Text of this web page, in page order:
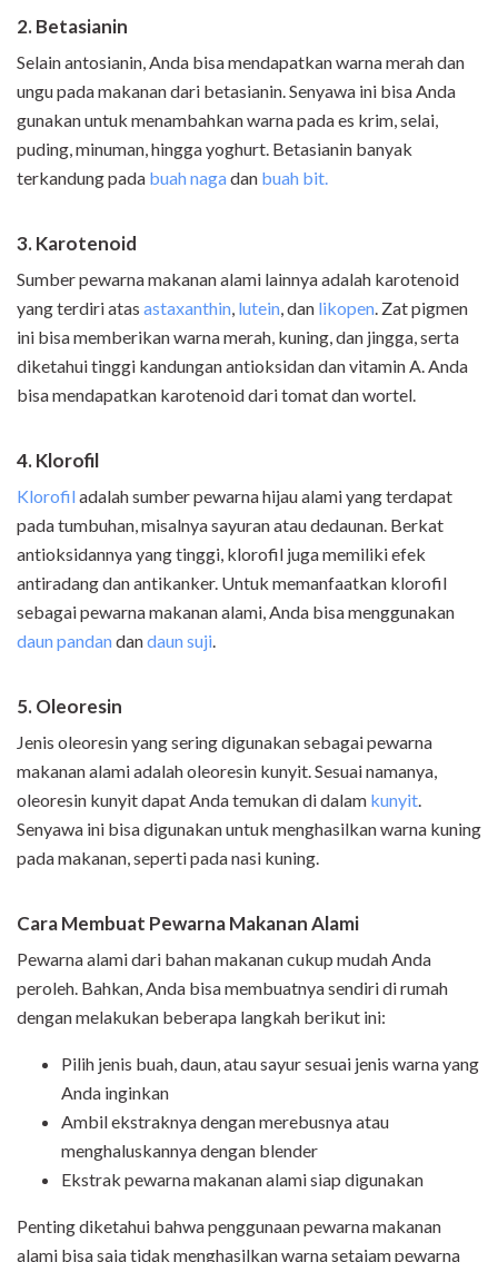
2. Betasianin
Selain antosianin, Anda bisa mendapatkan warna merah dan
ungu pada makanan dari betasianin. Senyawa ini bisa Anda
gunakan untuk menambahkan warna pada es krim, selai,
puding, minuman, hingga yoghurt. Betasianin banyak
terkandung pada buah nagadan buah bit.
3. Karotenoid
Sumber pewarna makanan alami lainnya adalah karotenoid
yang terdiri atas astaxanthin, lutein, dan likopen. Zat pigmen
ini bisa memberikan warna merah, kuning, dan jingga, serta
diketahui tinggi kandungan antioksidan dan vitamin A. Anda
bisa mendapatkan karotenoid dari tomat dan wortel.
4. Klorofil
Klorofiladalah sumber pewarna hijau alami yang terdapat
pada tumbuhan, misalnya sayuran atau dedaunan. Berkat
antioksidannya yang tinggi, klorofil juga memiliki efek
antiradang dan antikanker. Untuk memanfaatkan klorofil
sebagai pewarna makanan alami, Anda bisa menggunakan
daun pandandandaun suji.
5. Oleoresin
Jenis oleoresin yang sering digunakan sebagai pewarna
makanan alami adalah oleoresin kunyit. Sesuai namanya,
oleoresin kunyit dapat Anda temukan di dalam kunyit.
Senyawa ini bisa digunakan untuk menghasilkan warna kuning
pada makanan, seperti pada nasi kuning.
Cara Membuat Pewarna Makanan Alami
Pewarna alami dari bahan makanan cukup mudah Anda
peroleh. Bahkan, Anda bisa membuatnya sendiri di rumah
dengan melakukan beberapa langkah berikut ini:
Pilih jenis buah, daun, atau sayur sesuai jenis warna yang
Anda inginkan
Ambil ekstraknya dengan merebusnya atau
menghaluskannya dengan blender
Ekstrak pewarna makanan alami siap digunakan
Penting diketahui bahwa penggunaan pewarna makanan
alami bisa saja tidak menghasilkan warna setajam pewarna